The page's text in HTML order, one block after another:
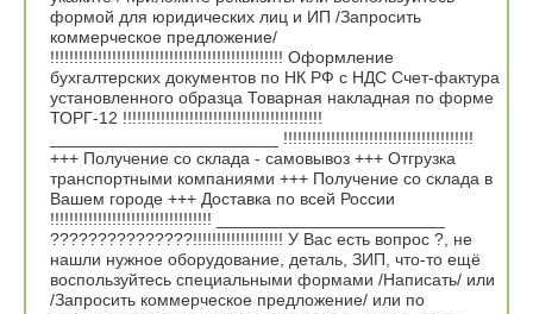
формой для юридических лиц и ИП /Запросить
коммерческое предложение/
!!!!!!!!!!!!!!!!!!!!!!!!!!!!!!!!!!!!!!!!!!!!!!!!! Оформление
бухгалтерских документов по НК РФ с НДС Счет-фактура
установленного образца Товарная накладная по форме
ТОРГ-12 !!!!!!!!!!!!!!!!!!!!!!!!!!!!!!!!!!!!!!!!!!
________________________ !!!!!!!!!!!!!!!!!!!!!!!!!!!!!!!!!!!!!!!!
+++ Получение со склада - самовывоз +++ Отгрузка
транспортными компаниями +++ Получение со склада в
Вашем городе +++ Доставка по всей России
!!!!!!!!!!!!!!!!!!!!!!!!!!!!!!!!!! ________________________
???????????????!!!!!!!!!!!!!!!!!!! У Вас есть вопрос ?, не
нашли нужное оборудование, деталь, ЗИП, что-то ещё
воспользуйтесь специальными формами /Написать/ или
/Запросить коммерческое предложение/ или по